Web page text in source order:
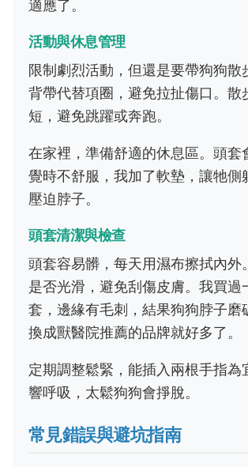
適應了。
活動與休息管理
限制劇烈活動，但還是要帶狗狗散
背帶代替項圈，避免拉扯傷口。散
短，避免跳躍或奔跑。
在家裡，準備舒適的休息區。頭套
覺時不舒服，我加了軟墊，讓牠側
壓迫脖子。
頭套清潔與檢查
頭套容易髒，每天用濕布擦拭內外
是否光滑，避免刮傷皮膚。我買過
套，邊緣有毛刺，結果狗狗脖子磨
換成獸醫院推薦的品牌就好多了。
定期調整鬆緊，能插入兩根手指為
響呼吸，太鬆狗狗會掙脫。
常見錯誤與避坑指南